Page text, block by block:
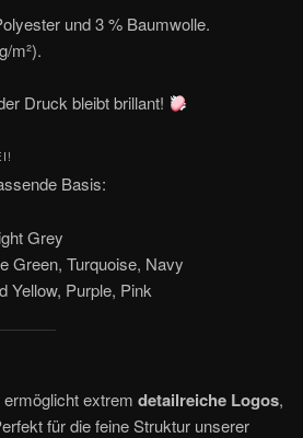
und 3 % Baumwolle.
m²).
Druck bleibt brillant!
Basis:
Grey
Green, Turquoise, Navy
Yellow, Purple, Pink
extrem detailreiche Logos,
für die feine Struktur unserer